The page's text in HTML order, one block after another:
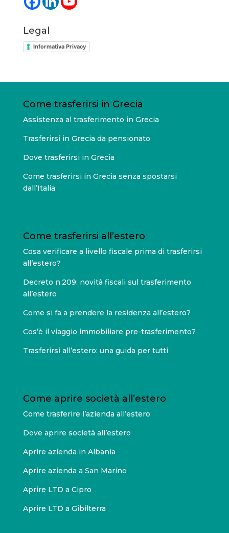
Legal
Informativa Privacy
Come trasferirsi in Grecia
Assistenza al trasferimento in Grecia
Trasferirsi in Grecia da pensionato
Dove trasferirsi in Grecia
Come trasferirsi in Grecia senza spostarsi
dall’Italia
Come trasferirsi all’estero
Cosa verificare a livello fiscale prima di trasferirsi
all’estero?
Decreto n.209: novità fiscali sul trasferimento
all’estero
Come si fa a prendere la residenza all’estero?
Cos’è il viaggio immobiliare pre-trasferimento?
Trasferirsi all’estero: una guida per tutti
Come aprire società all’estero
Come trasferire l’azienda all’estero
Dove aprire società all’estero
Aprire azienda in Albania
Aprire azienda a San Marino
Aprire LTD a Cipro
Aprire LTD a Gibilterra